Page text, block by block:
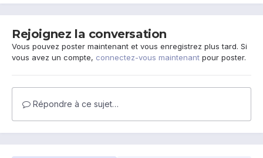
Rejoignez la conversation
Vous pouvez poster maintenant et vous enregistrez plus tard. Si
vous avez un compte, connectez-vous maintenant pour poster.
Répondre à ce sujet…